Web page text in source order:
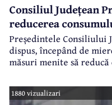
Consiliul Județean
reducerea
Președintele Consiliului
dispus, începând de
măsuri menite să
ca parte a unui demers
a fondurilor publice.
1880 vizualizari